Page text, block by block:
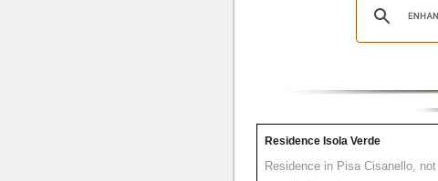
Residence Isola Verde
Residence in Pisa Cisanello,